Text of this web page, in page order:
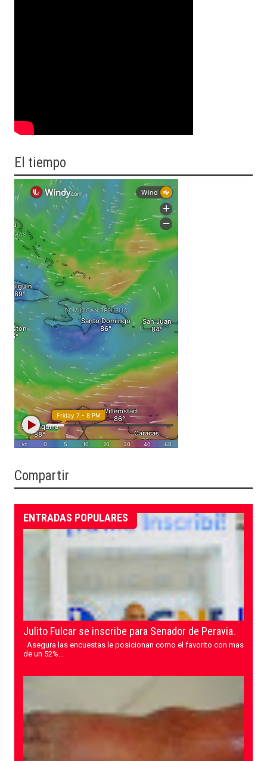
El tiempo
Compartir
ENTRADAS POPULARES
Julito Fulcar se inscribe para Senador de Peravia.
Asegura las encuestas le posicionan como el favorito con mas
de un 52%...